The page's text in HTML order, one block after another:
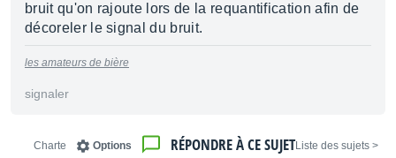
bruit qu'on rajoute lors de la requantification afin de
décoreler le signal du bruit.
les amateurs de bière
signaler
< Liste des sujets
RÉPONDRE À CE SUJET
Options
Charte